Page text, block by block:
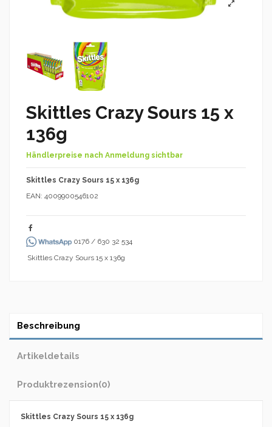
Skittles Crazy Sours 15 x
136g
Händlerpreise nach Anmeldung sichtbar
Skittles Crazy Sours 15 x 136g
EAN: 4009900546102
0176 / 630 32 534
Skittles Crazy Sours 15 x 136g
Beschreibung
Artikeldetails
Produktrezension(0)
Skittles Crazy Sours 15 x 136g